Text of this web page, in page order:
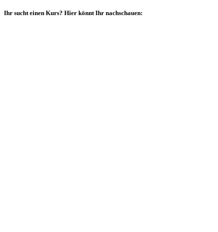
Ihr sucht einen Kurs? Hier könnt Ihr nachschauen: